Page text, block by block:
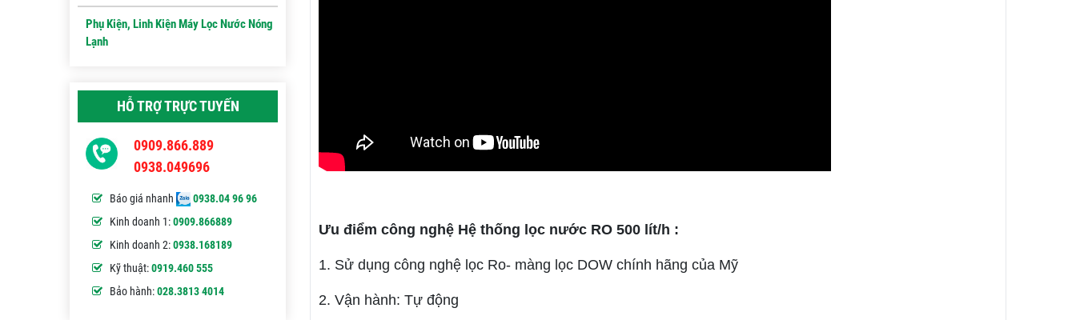
Ưu điểm công nghệ Hệ thống lọc nước RO 500 lít/h :
1. Sử dụng công nghệ lọc Ro- màng lọc DOW chính hãng của Mỹ
2. Vận hành: Tự động
Phụ Kiện, Linh Kiện Máy Lọc Nước Nóng
Lạnh
HỖ TRỢ TRỰC TUYẾN
0909.866.889
0938.049696
Báo giá nhanh
0938.04 96 96
Kinh doanh 1:0909.866889
Kinh doanh 2:0938.168189
Kỹ thuật:0919.460 555
Bảo hành:028.3813 4014